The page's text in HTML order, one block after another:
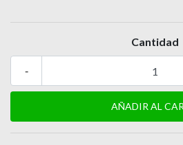
Cantidad
-